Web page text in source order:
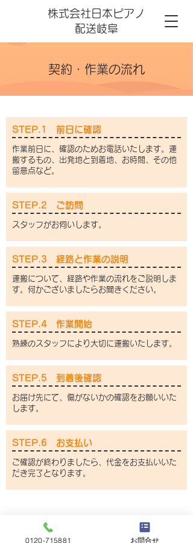
株式会社日本ピアノ
配送岐阜
契約・作業の流れ
STEP.1 前日に確認
​作業前日に、確認のためお電話いたします。運
搬するもの、出発地と到着地、お時間、その他
留意点など。
STEP.2 ご訪問
スタッフがお伺いします。
STEP.3 経路と作業の説明
運搬について、経路や作業の流れをご説明しま
す。何かございましたらお聞きください。
STEP.4 作業開始
熟練のスタッフにより大切に運搬いたします。
STEP.5 到着後確認
お届け先にて、傷がないかの確認をお願いいた
します。
STEP.6 お支払い
ご確認が終わりましたら、代金をお支払いいた
だき完了となります。
0120-715881 お問合せ